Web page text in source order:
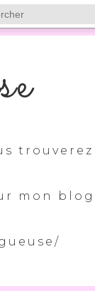
trouverez
mon blog